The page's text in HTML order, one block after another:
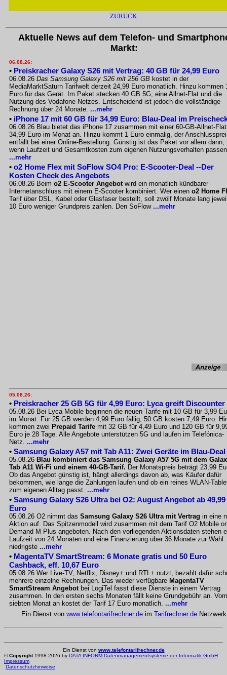
ZURÜCK
Aktuelle News auf dem Telefon- und
Markt:
06.08.26:
• Preiskracher Galaxy S26 mit Vertrag: 40 GB für 24,99 Euro
06.08.26 Das Samsung Galaxy S26 mit 256 GB kostet in der
MediaMarktSaturn Tarifwelt derzeit 24,99 Euro monatlich. Hinzu kommen
Euro für das Gerät. Im Paket stecken 40 GB 5G, eine Allnet-Flat und die
Nutzung des Vodafone-Netzes. Entscheidend ist jedoch die vollständige
Rechnung über 24 Monate. ...mehr
• iPhone 17 mit 60 GB für 34,99 Euro: Blau-Deal im
06.08.26 Blau bietet das iPhone 17 zusammen mit einer 60-GB-Allnet-
34,99 Euro im Monat an. Hinzu kommt 1 Euro einmalig, der
entfällt bei einer Online-Bestellung. Günstig ist das Paket vor allem dann,
wenn Laufzeit und Gesamtkosten zum eigenen Nutzungsverhalten
...mehr
• o2 Home Flex mit SoFlow SO4 Pro: E-Scooter-Deal --Der
Kosten Check des Angebots
06.08.26 Beim o2 E-Scooter Angebotwird ein monatlich kündbarer
Internetanschluss mit einem E-Scooter kombiniert. Wer einen o2 Home
Tarif über DSL, Kabel oder Glasfaser bestellt, soll zwölf Monate lang
10 Euro weniger Grundpreis zahlen. Den SoFlow ...mehr
05.08.26:
• Preiskracher 25 GB 5G für 4,99 Euro: Lyca greift Discounter
05.08.26 Bei Lyca Mobile beginnen die neuen Tarife mit 10 GB für 3,99
im Monat. Für 25 GB werden 4,99 Euro fällig, 50 GB kosten 7,49 Euro.
kommen zwei Prepaid Tarife mit 32 GB für 4,49 Euro und 120 GB für
Euro je 28 Tage. Alle Angebote unterstützen 5G und laufen im Telefónica-
Netz. ...mehr
• Samsung Galaxy A57 mit Tab A11: Zwei Geräte im Blau-Deal
05.08.26 Blau kombiniert das Samsung Galaxy A57 5G mit dem
Tab A11 Wi-Fi und einem 40-GB-Tarif. Der Monatspreis beträgt 23,99
Ob das Angebot günstig ist, hängt allerdings davon ab, was Käufer dafür
bekommen, wie lange die Zahlungen laufen und ob ein reines WLAN-
zum eigenen Alltag passt. ...mehr
• Samsung Galaxy S26 Ultra bei O2: August Angebot ab 49,99
Euro
05.08.26 O2 nimmt das Samsung Galaxy S26 Ultra mit Vertrag in eine
Aktion auf. Das Spitzenmodell wird zusammen mit dem Tarif O2 Mobile
Demand M Plus angeboten. Nach den vorliegenden Aktionsdaten stehen
Laufzeit von 24 Monaten und eine Finanzierung über 36 Monate zur Wahl.
niedrigste ...mehr
• MagentaTV SmartStream: 6 Monate gratis und 50 Euro
Cashback, eff. 10,67 Euro
05.08.26 Wer Live-TV, Netflix, Disney+ und RTL+ nutzt, bezahlt dafür
mehrere einzelne Rechnungen. Das wieder verfügbare MagentaTV
SmartStream Angebotbei LogiTel fasst diese Dienste in einem Vertrag
zusammen. In den ersten sechs Monaten fällt keine Grundgebühr an. Vom
siebten Monat an kostet der Tarif 17 Euro monatlich. ...mehr
Ein Dienst von www.telefontarifrechner.de im Tarifrechner.de Netzwerk
Ein Dienst von www.telefontarifrechner.de
©Copyright1998-2026 by DATA INFORM-Datenmanagementsysteme der Informatik GmbH
Impressum
Datenschutzhinweise